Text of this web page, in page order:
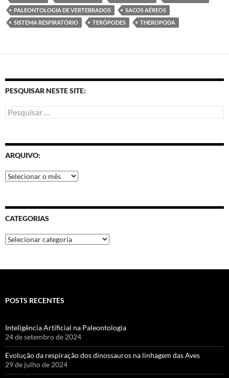
b
o
t
e
s
A
l
g
r
e
PALEONTOLOGIA DE VERTEBRADOS
SACOS AÉREOS
SISTEMA RESPIRATÓRIO
TERÓPODES THEROPODA
PESQUISAR NESTE SITE:
ARQUIVO:
CATEGORIAS
POSTS RECENTES
Inteligência Artificial na Paleontologia
24 de setembro de 2024
Evolução da respiração dos dinossauros na linhagem das Aves
29 de julho de 2024